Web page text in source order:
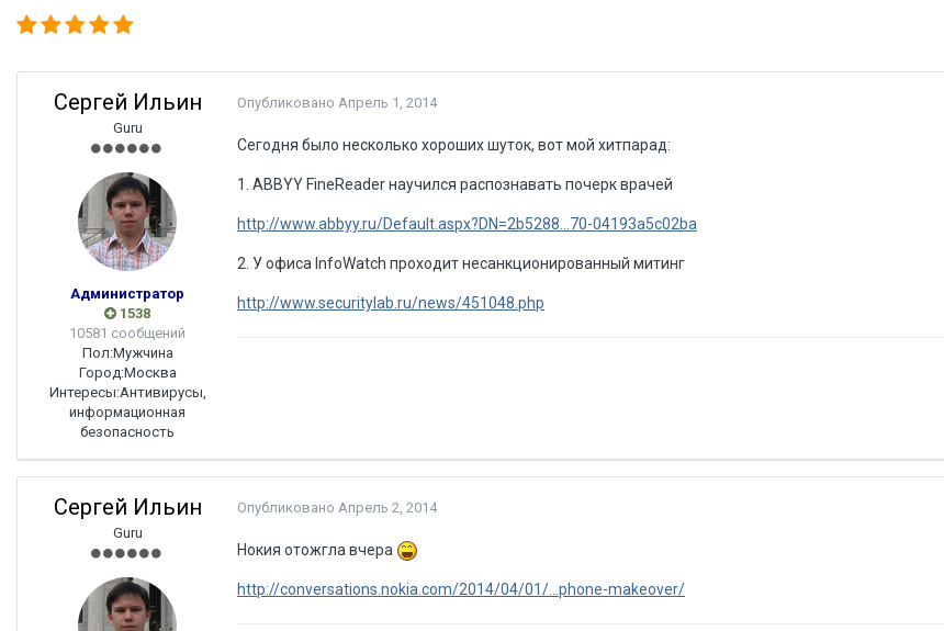
Сергей Ильин
Guru
Администратор
1538
10581 сообщений
Пол:Мужчина
Город:Москва
Интересы:Антивирусы,
информационная
безопасность
Опубликовано Апрель 1, 2014
Сегодня было несколько хороших шуток, вот мой хитпарад:
1. ABBYY FineReader научился распознавать почерк врачей
http://www.abbyy.ru/Default.aspx?DN=2b5288...70-04193a5c02ba
2. У офиса InfoWatch проходит несанкционированный митинг
http://www.securitylab.ru/news/451048.php
Сергей Ильин
Guru
Опубликовано Апрель 2, 2014
Нокия отожгла вчера
http://conversations.nokia.com/2014/04/01/...phone-makeover/